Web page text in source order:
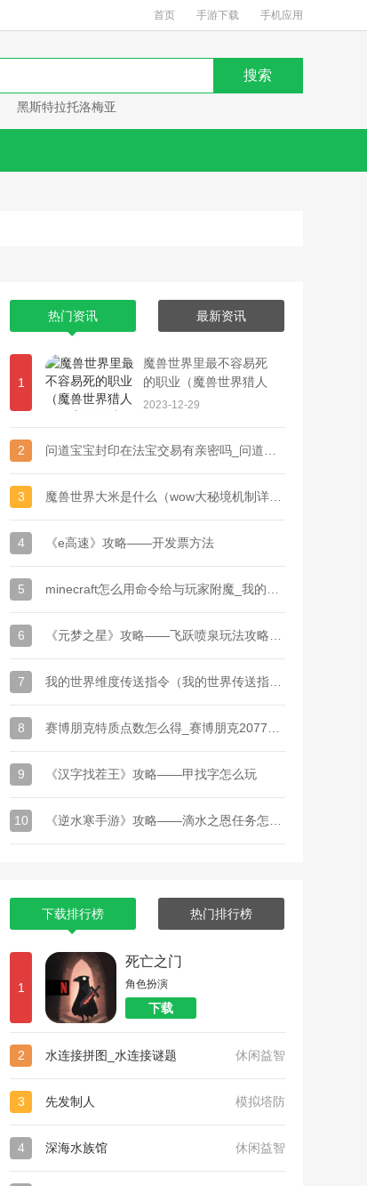
首页 手游下载 手机应用
黑斯特拉托洛梅亚
热门资讯 最新资讯
1
魔兽世界里最不容易死
的职业（魔兽世界猎人
死了宠物会消失吗）
2023-12-29
2
3
4 《e高速》攻略——开发票方法
5
6
7
8
9 《汉字找茬王》攻略——甲找字怎么玩
10
下载排行榜 热门排行榜
1
死亡之门
角色扮演
下载
2 水连接拼图_水连接谜题 休闲益智
3 先发制人 模拟塔防
4 深海水族馆 休闲益智